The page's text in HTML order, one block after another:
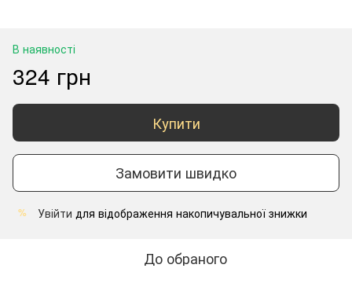
В наявності
324 грн
Купити
Замовити швидко
% Увійти для відображення накопичувальної знижки
До обраного